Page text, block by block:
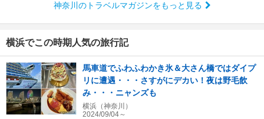
神奈川のトラベルマガジンをもっと見る
横浜でこの時期人気の旅行記
馬車道でふわふわかき氷＆大さん橋ではダイプ
リに遭遇・・・さすがにデカい！夜は野毛飲
み・・・ニャンズも
横浜（神奈川）
2024/09/04～